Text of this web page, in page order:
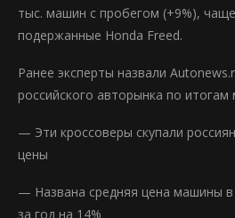
тыс. машин с пробегом (+9%),
подержанные Honda Freed.
Ранее эксперты назвали
российского авторынка по итогам
— Эти кроссоверы скупали
цены
— Названа средняя цена машины
за год на 14%